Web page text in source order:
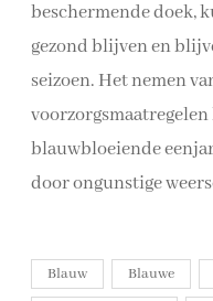
beschermende doek,
gezond blijven en
seizoen. Het nemen
blauwbloeiende
door ongunstige
Blauw Blauwe